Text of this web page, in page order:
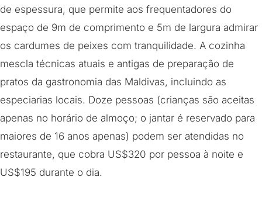
de espessura, que permite aos frequentadores do
espaço de 9m de comprimento e 5m de largura admirar
os cardumes de peixes com tranquilidade. A cozinha
mescla técnicas atuais e antigas de preparação de
pratos da gastronomia das Maldivas, incluindo as
especiarias locais. Doze pessoas (crianças são aceitas
apenas no horário de almoço; o jantar é reservado para
maiores de 16 anos apenas) podem ser atendidas no
restaurante, que cobra US$320 por pessoa à noite e
US$195 durante o dia.